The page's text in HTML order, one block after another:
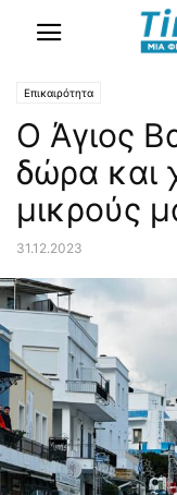
Επικαιρότητα
Ο Άγιος
δώρα και
μικρούς
31.12.2023